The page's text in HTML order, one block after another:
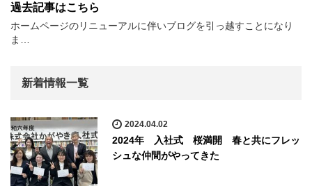
過去記事はこちら
ホームページのリニューアルに伴いブログを引っ越すことになり
ま…
新着情報一覧
2024.04.02
2024年 入社式 桜満開 春と共にフレッ
シュな仲間がやってきた